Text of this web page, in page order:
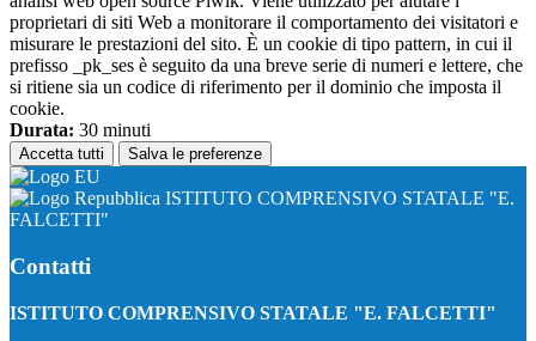
proprietari di siti Web a monitorare il comportamento dei visitatori e
misurare le prestazioni del sito. È un cookie di tipo pattern, in cui il
prefisso _pk_ses è seguito da una breve serie di numeri e lettere, che
si ritiene sia un codice di riferimento per il dominio che imposta il
cookie.
Durata: 30 minuti
Accetta tutti Salva le preferenze
ISTITUTO COMPRENSIVO STATALE "E.
FALCETTI"
Contatti
ISTITUTO COMPRENSIVO STATALE "E. FALCETTI"